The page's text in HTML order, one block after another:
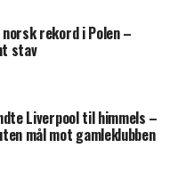
rekord i Polen –
stav
Liverpool til himmels –
mål mot gamleklubben